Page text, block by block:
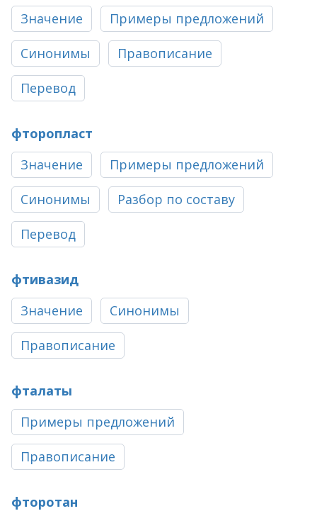
Значение
Примеры предложений
Синонимы Правописание
Перевод
фторопласт
Значение
Примеры предложений
Синонимы Разбор по составу
Перевод
фтивазид
Значение
Синонимы
Правописание
фталаты
Примеры предложений
Правописание
фторотан